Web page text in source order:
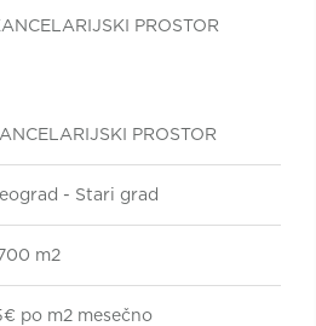
PROSTOR
PROSTOR
- Stari grad
m2
po m2 mesečno